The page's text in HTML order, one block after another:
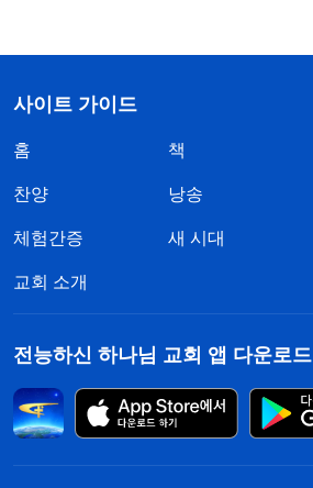
사이트 가이드
홈 책
찬양 낭송
체험간증 새 시대
교회 소개
전능하신 하나님 교회 앱 다운로드